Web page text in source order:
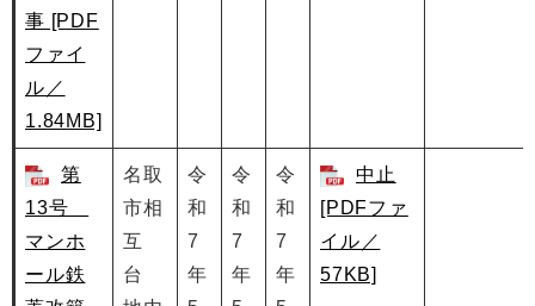
事 [PDF
ファイ
ル／
1.84MB]
第
13号
マンホ
ール鉄
名取
市相
互
台
令
和
7
年
令
和
7
年
令
和
7
年
中止
[PDFファ
イル／
57KB]